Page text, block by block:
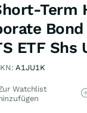
Term
Bond
ETF Shs
A1JU1K
Watchlist